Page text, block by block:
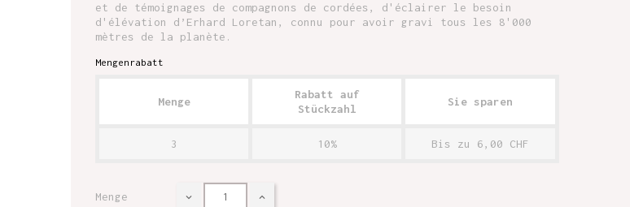
et de témoignages de compagnons de cordées, d'éclairer le besoin
d'élévation d’Erhard Loretan, connu pour avoir gravi tous les 8'000
mètres de la planète.
Mengenrabatt
Menge
Rabatt auf
Stückzahl
Sie sparen
3 10% Bis zu 6,00 CHF
Menge